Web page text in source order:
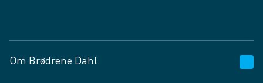
Om Brødrene Dahl